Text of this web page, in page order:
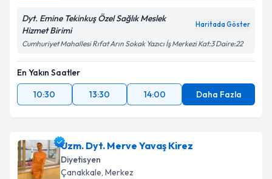
Dyt. Emine Tekinkuş Özel Sağlık Meslek
Hizmet Birimi
Haritada Göster
Cumhuriyet Mahallesi Rıfat Arın Sokak Yazıcı İş Merkezi Kat:3 Daire:22
En Yakın Saatler
10:30
13:30 14:00 Daha Fazla
Uzm. Dyt. Merve Yavaş Kirez
Diyetisyen
Çanakkale, Merkez